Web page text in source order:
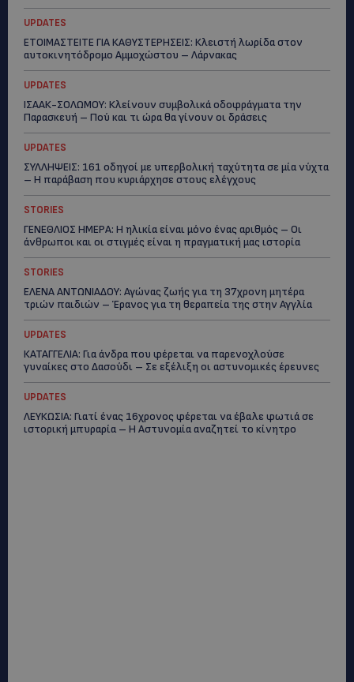
UPDATES
ΕΤΟΙΜΑΣΤΕΙΤΕ ΓΙΑ ΚΑΘΥΣΤΕΡΗΣΕΙΣ: Κλειστή λωρίδα στον
αυτοκινητόδρομο Αμμοχώστου – Λάρνακας
UPDATES
ΙΣΑΑΚ-ΣΟΛΩΜΟΥ: Κλείνουν συμβολικά οδοφράγματα την
Παρασκευή – Πού και τι ώρα θα γίνουν οι δράσεις
UPDATES
ΣΥΛΛΗΨΕΙΣ: 161 οδηγοί με υπερβολική ταχύτητα σε μία νύχτα
– Η παράβαση που κυριάρχησε στους ελέγχους
STORIES
ΓΕΝΕΘΛΙΟΣ ΗΜΕΡΑ: Η ηλικία είναι μόνο ένας αριθμός – Οι
άνθρωποι και οι στιγμές είναι η πραγματική μας ιστορία
STORIES
ΕΛΕΝΑ ΑΝΤΩΝΙΑΔΟΥ: Αγώνας ζωής για τη 37χρονη μητέρα
τριών παιδιών – Έρανος για τη θεραπεία της στην Αγγλία
UPDATES
ΚΑΤΑΓΓΕΛΙΑ: Για άνδρα που φέρεται να παρενοχλούσε
γυναίκες στο Δασούδι – Σε εξέλιξη οι αστυνομικές έρευνες
UPDATES
ΛΕΥΚΩΣΙΑ: Γιατί ένας 16χρονος φέρεται να έβαλε φωτιά σε
ιστορική μπυραρία – Η Αστυνομία αναζητεί το κίνητρο